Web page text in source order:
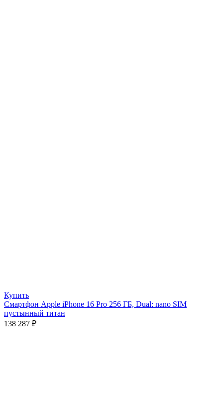
Купить
Смартфон Apple iPhone 16 Pro 256 ГБ, Dual: nano SIM
пустынный титан
138 287 ₽